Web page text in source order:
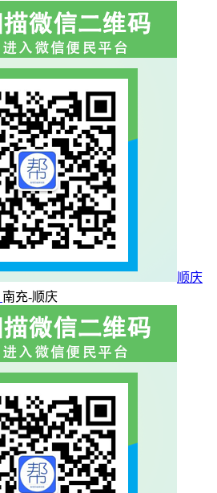
顺庆
南充-顺庆